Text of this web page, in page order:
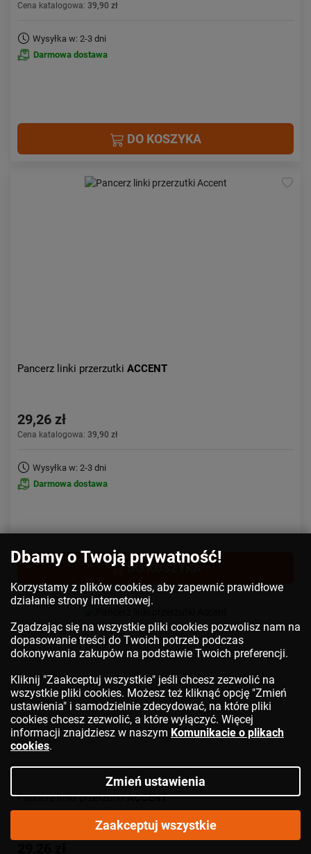
Cena katalogowa: 39,90 zł
Wysyłka w: 2-3 dni
Darmowa dostawa
DO KOSZYKA
Pancerz linki przerzutki ACCENT
29,26 zł
Cena katalogowa: 39,90 zł
Wysyłka w: 2-3 dni
Darmowa dostawa
DO KOSZYKA
Pancerz linki przerzutkiACCENT
Dbamy o Twoją prywatność!
Korzystamy z plików cookies, aby zapewnić prawidłowe
działanie strony internetowej.
Zgadzając się na wszystkie pliki cookies pozwolisz nam na
dopasowanie treści do Twoich potrzeb podczas
dokonywania zakupów na podstawie Twoich preferencji.
Kliknij "Zaakceptuj wszystkie" jeśli chcesz zezwolić na
wszystkie pliki cookies. Możesz też kliknąć opcję "Zmień
ustawienia" i samodzielnie zdecydować, na które pliki
cookies chcesz zezwolić, a które wyłączyć. Więcej
informacji znajdziesz w naszym Komunikacie o plikach
cookies.
Zmień ustawienia
Zaakceptuj wszystkie